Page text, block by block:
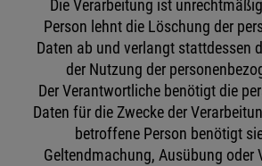
Die Verarbeitung ist
Person lehnt die Löschung der
Daten ab und verlangt stattdessen
der Nutzung der
Der Verantwortliche benötigt die
Daten für die Zwecke der
betroffene Person benötigt
Geltendmachung, Ausübung oder